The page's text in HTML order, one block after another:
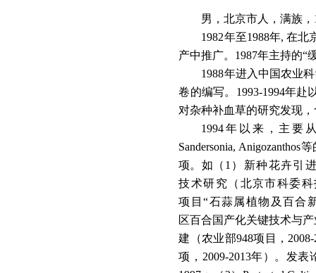
男，北京市人，满族 ，
1982年至1988年, 在北
产中推广。 1987年主持的“
1988年进入中国农业
卷的编写。 1993-1994年赴
对杂种补血草的研究发现
1994年以来，主要
Sandersonia, Anigozanthos等
项。如 （ 1 ）新种花卉引
技术研究（北京市科委
项 目“石蒜属植物及百合
区百合国产化关键技术与
建（农业部948项目 ，
项 ， 2009-2013年）。 发表